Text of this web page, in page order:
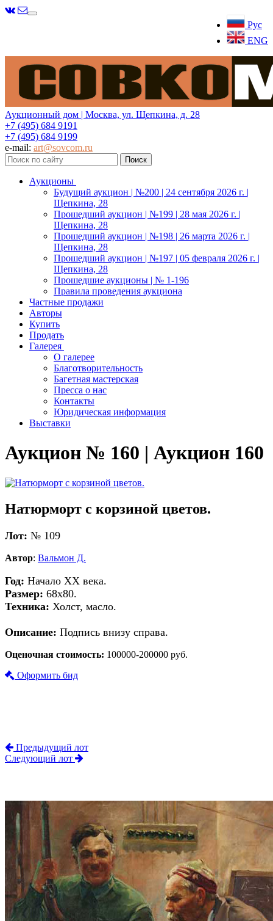
Рус
ENG
Меню
Аукционный дом | Москва, ул. Щепкина, д. 28
+7 (495) 684 9191
+7 (495) 684 9199
e-mail: art@sovcom.ru
Аукционы
Будущий аукцион | №200 | 24 сентября 2026 г. |
Щепкина, 28
Прошедший аукцион | №199 | 28 мая 2026 г. |
Щепкина, 28
Прошедший аукцион | №198 | 26 марта 2026 г. |
Щепкина, 28
Прошедший аукцион | №197 | 05 февраля 2026 г. |
Щепкина, 28
Прошедшие аукционы | № 1-196
Правила проведения аукциона
Частные продажи
Авторы
Купить
Продать
Галерея
О галерее
Благотворительность
Багетная мастерская
Пресса о нас
Контакты
Юридическая информация
Выставки
Аукцион № 160 | Аукцион 160
Натюрморт с корзиной цветов.
Лот: № 109
Автор: Вальмон Д.
Год: Начало ХХ века.
Размер: 68х80.
Техника: Холст, масло.
Описание: Подпись внизу справа.
Оценочная стоимость: 100000-200000 руб.
Оформить бид
Предыдущий лот
Следующий лот